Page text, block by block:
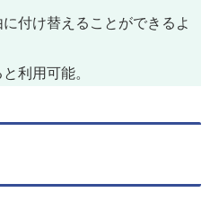
付け替えることができるよ
利用可能。